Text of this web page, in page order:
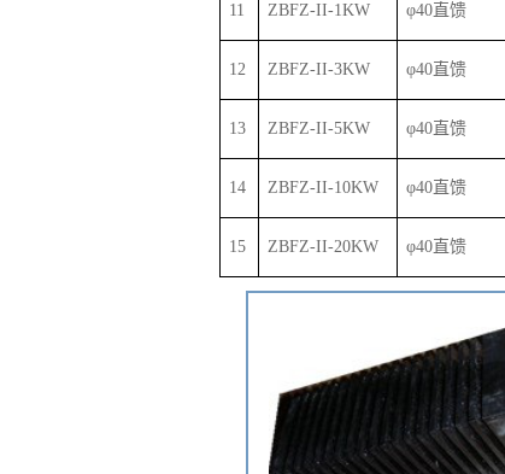
11 ZBFZ-II-1KW φ40直馈
12 ZBFZ-II-3KW φ40直馈
13 ZBFZ-II-5KW φ40直馈
14 ZBFZ-II-10KW φ40直馈
15 ZBFZ-II-20KW φ40直馈